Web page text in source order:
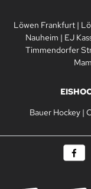
Löwen Frankfurt |
Nauheim | EJ
Timmendorfer
Bauer Hockey|